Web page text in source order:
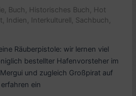
, Buch , Historisches Buch , Hot
, Indien , Interkulturell , Sachbuch ,
Räuberpistole: wir lernen viel
bestellter Hafenvorsteher im
und zugleich Großpirat auf
ein